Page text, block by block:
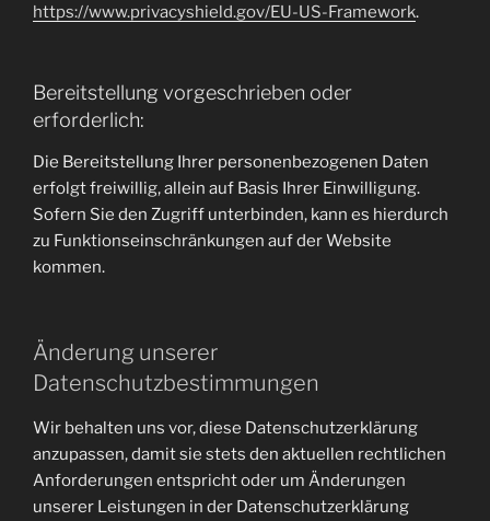
https://www.privacyshield.gov/EU-US-Framework.
Bereitstellung vorgeschrieben oder
erforderlich:
Die Bereitstellung Ihrer personenbezogenen Daten
erfolgt freiwillig, allein auf Basis Ihrer Einwilligung.
Sofern Sie den Zugriff unterbinden, kann es hierdurch
zu Funktionseinschränkungen auf der Website
kommen.
Änderung unserer
Datenschutzbestimmungen
Wir behalten uns vor, diese Datenschutzerklärung
anzupassen, damit sie stets den aktuellen rechtlichen
Anforderungen entspricht oder um Änderungen
unserer Leistungen in der Datenschutzerklärung